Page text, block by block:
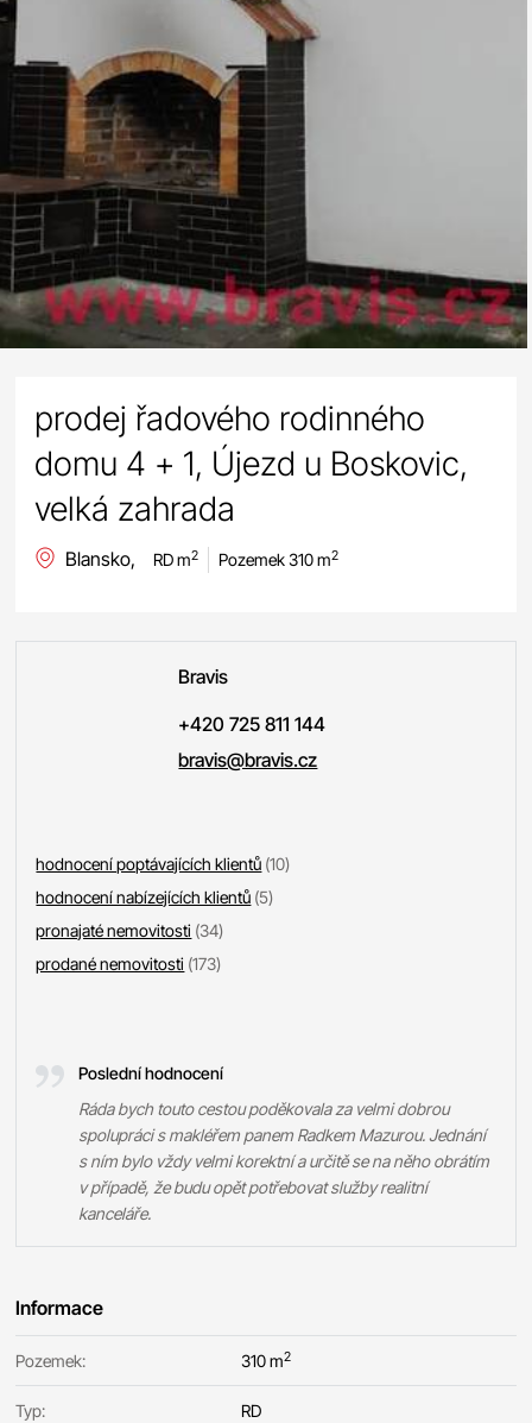
prodej řadového rodinného
domu 4 + 1, Újezd u Boskovic,
velká zahrada
Blansko, RD m2 Pozemek 310 m2
Bravis
+420 725 811 144
bravis@bravis.cz
hodnocení poptávajících klientů (10)
hodnocení nabízejících klientů (5)
pronajaté nemovitosti (34)
prodané nemovitosti (173)
Poslední hodnocení
Ráda bych touto cestou poděkovala za velmi dobrou
spolupráci s makléřem panem Radkem Mazurou. Jednání
s ním bylo vždy velmi korektní a určitě se na něho obrátím
v případě, že budu opět potřebovat služby realitní
kanceláře.
Informace
Pozemek: 310 m2
Typ: RD